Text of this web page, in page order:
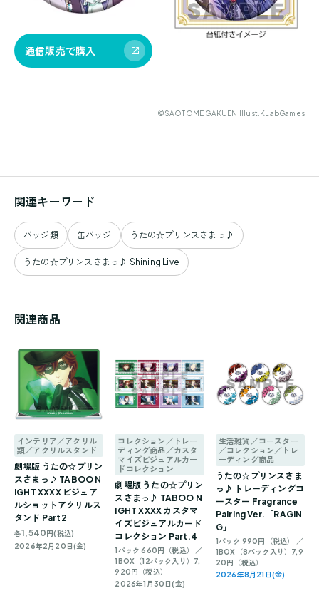
通信販売で購入
©SAOTOME GAKUEN Illust.KLabGames
関連キーワード
バッジ類 缶バッジ うたの☆プリンスさまっ♪
うたの☆プリンスさまっ♪ Shining Live
関連商品
インテリア／アクリル
類／アクリルスタンド
劇場版 うたの☆プリン
スさまっ♪ TABOO N
IGHT XXXX ビジュア
ルショットアクリルス
タンド Part2
各1,540円(税込)
2026年2月20日(金)
コレクション／トレー
ディング商品／カスタ
マイズビジュアルカー
ドコレクション
劇場版 うたの☆プリン
スさまっ♪ TABOO N
IGHT XXXX カスタマ
イズビジュアルカード
コレクション Part.4
1パック 660円（税込） ／
1BOX（12パック入り）7,
920円（税込）
2026年1月30日(金)
生活雑貨／コースター
／コレクション／トレ
ーディング商品
うたの☆プリンスさま
っ♪ トレーディングコ
ースター Fragrance
Pairing Ver.「RAGIN
G」
1パック 990円（税込） ／
1BOX（8パック入り）7,9
20円（税込）
2026年8月21日(金)